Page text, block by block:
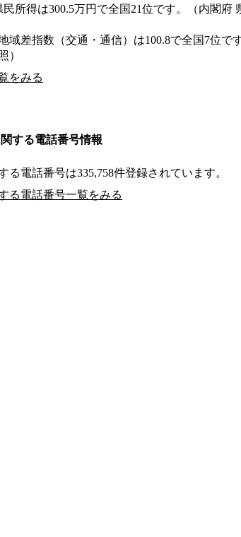
所得は300.5万円で全国21位です。（内閣府
域差指数（交通・通信）は100.8で全国7位で
）
をみる
する電話番号情報
る電話番号は335,758件登録されています。
る電話番号一覧をみる